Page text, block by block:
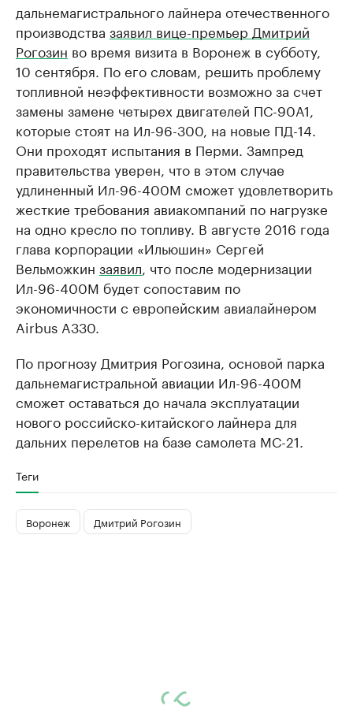
дальнемагистрального лайнера отечественного
производства заявил вице-премьер Дмитрий
Рогозин во время визита в Воронеж в субботу,
10 сентября. По его словам, решить проблему
топливной неэффективности возможно за счет
замены замене четырех двигателей ПС-90А1,
которые стоят на Ил-96-300, на новые ПД-14.
Они проходят испытания в Перми. Зампред
правительства уверен, что в этом случае
удлиненный Ил-96-400М сможет удовлетворить
жесткие требования авиакомпаний по нагрузке
на одно кресло по топливу. В августе 2016 года
глава корпорации «Ильюшин» Сергей
Вельможкин заявил , что после модернизации
Ил-96-400М будет сопоставим по
экономичности с европейским авиалайнером
Airbus A330.
По прогнозу Дмитрия Рогозина, основой парка
дальнемагистральной авиации Ил-96-400М
сможет оставаться до начала эксплуатации
нового российско-китайского лайнера для
дальних перелетов на базе самолета МС-21.
Теги
Воронеж Дмитрий Рогозин